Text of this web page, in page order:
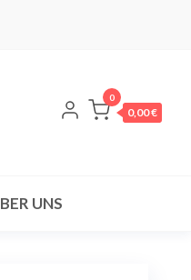
0
0,00 €
UNS